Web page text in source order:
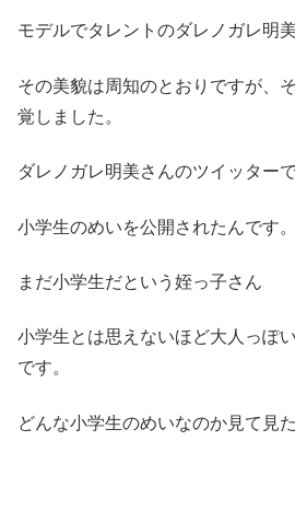
モデルでタレントのダレノガレ明
その美貌は周知のとおりですが、
覚しました。
ダレノガレ明美さんのツイッター
小学生のめいを公開されたんです。
まだ小学生だという姪っ子さん
小学生とは思えないほど大人っぽ
です。
どんな小学生のめいなのか見て見